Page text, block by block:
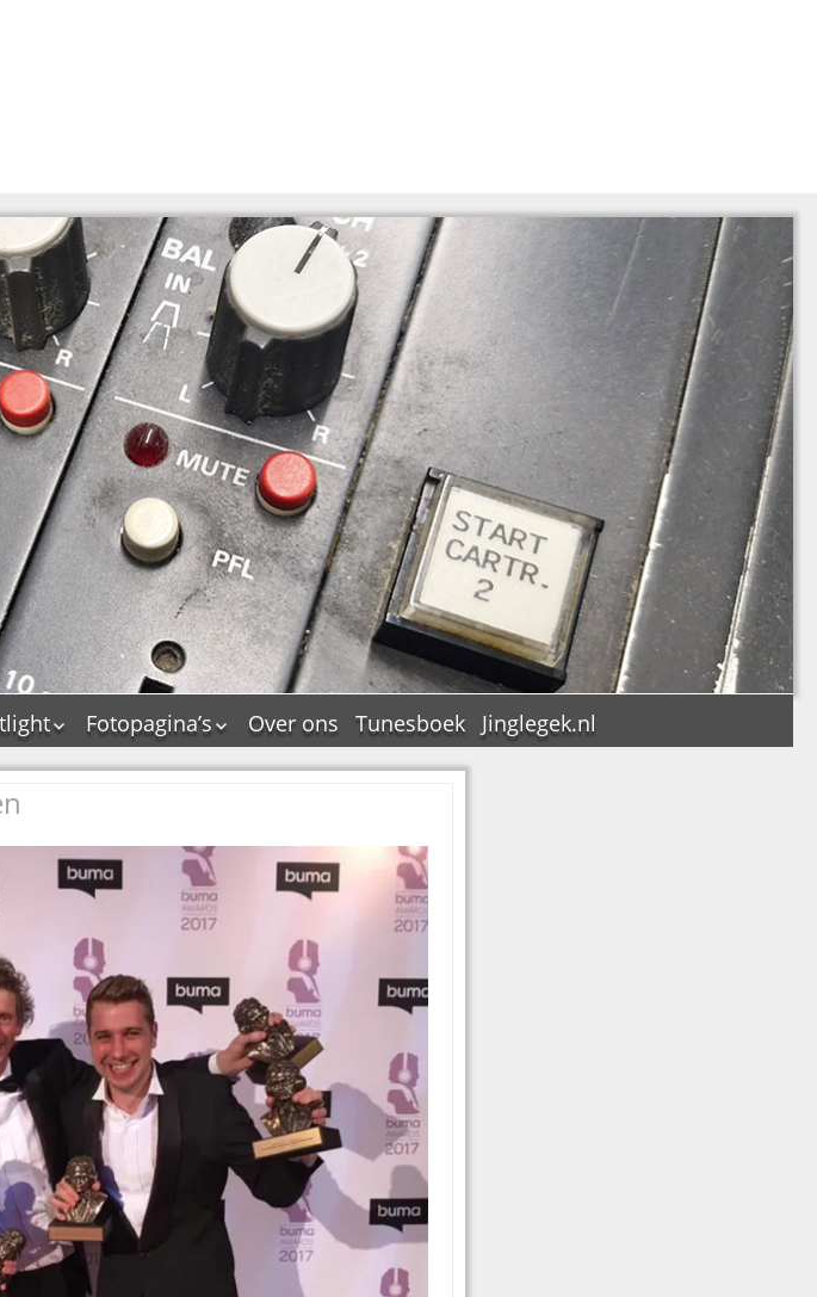
–
zijn de makers?
en hun
jingle city
Maat 65
Maat interview
Awards
NIEUW
Klaas
Fotopagina’s
JAM in pictures
Pepper & Tanner in
pictures
Top Format in
pictures
Dik Voormekaar in
foto’s
Over ons Tunesboek Jinglegek.nl